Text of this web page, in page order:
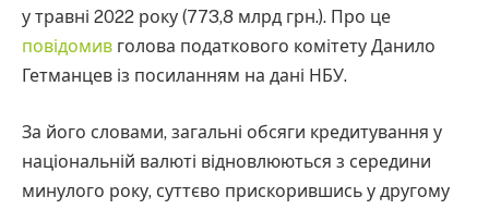
у травні 2022 року (773,8 млрд грн.). Про це
повідомив голова податкового комітету Данило
Гетманцев із посиланням на дані НБУ.
За його словами, загальні обсяги кредитування у
національній валюті відновлюються з середини
минулого року, суттєво прискорившись у другому